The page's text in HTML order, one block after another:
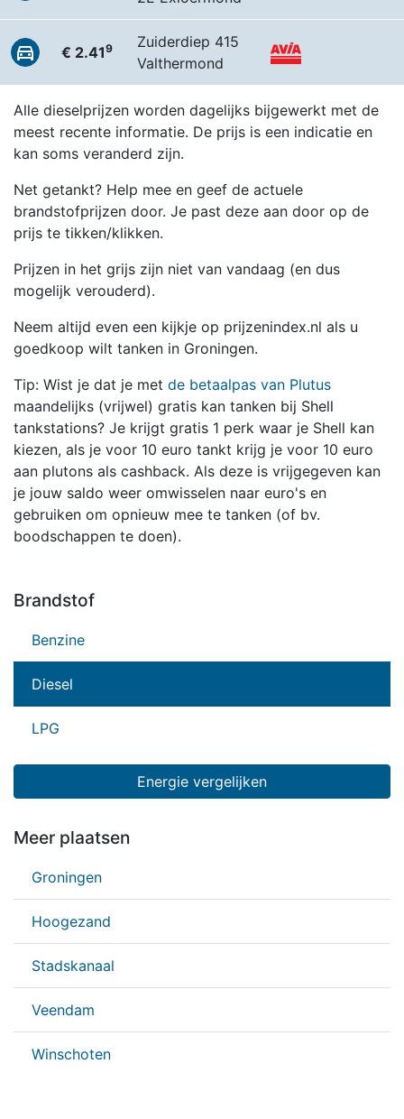
€ 2.419
Zuiderdiep 415
Valthermond
Alle dieselprijzen worden dagelijks bijgewerkt met de
meest recente informatie. De prijs is een indicatie en
kan soms veranderd zijn.
Net getankt? Help mee en geef de actuele
brandstofprijzen door. Je past deze aan door op de
prijs te tikken/klikken.
Prijzen in het grijs zijn niet van vandaag (en dus
mogelijk verouderd).
Neem altijd even een kijkje op prijzenindex.nl als u
goedkoop wilt tanken in Groningen.
Tip: Wist je dat je met de betaalpas van Plutus
maandelijks (vrijwel) gratis kan tanken bij Shell
tankstations? Je krijgt gratis 1 perk waar je Shell kan
kiezen, als je voor 10 euro tankt krijg je voor 10 euro
aan plutons als cashback. Als deze is vrijgegeven kan
je jouw saldo weer omwisselen naar euro's en
gebruiken om opnieuw mee te tanken (of bv.
boodschappen te doen).
Brandstof
Benzine
Diesel
LPG
Energie vergelijken
Meer plaatsen
Groningen
Hoogezand
Stadskanaal
Veendam
Winschoten